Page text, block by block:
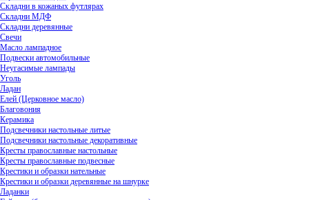
Складни в кожаных футлярах
Складни МДФ
Складни деревянные
Свечи
Масло лампадное
Подвески автомобильные
Неугасимые лампады
Уголь
Ладан
Елей (Церковное масло)
Благовония
Керамика
Подсвечники настольные литые
Подсвечники настольные декоративные
Кресты православные настольные
Кресты православные подвесные
Крестики и образки нательные
Крестики и образки деревянные на шнурке
Ладанки